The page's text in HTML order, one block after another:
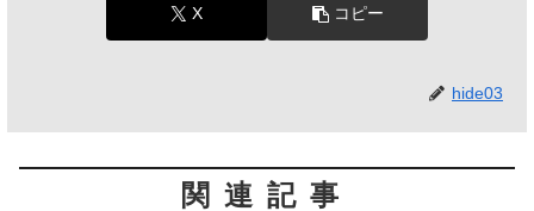
X コピー
hide03
関連記事